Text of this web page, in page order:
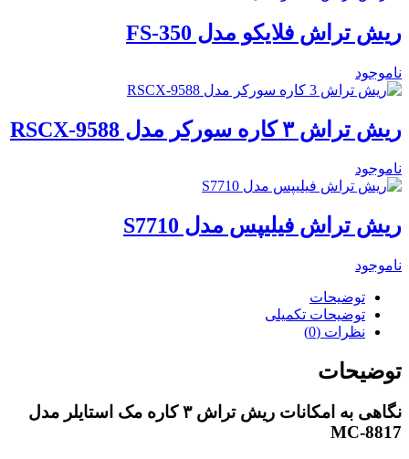
ریش تراش فلایکو مدل FS-350
ناموجود
ریش تراش ۳ کاره سورکر مدل RSCX-9588
ناموجود
ریش تراش فیلیپس مدل S7710
ناموجود
توضیحات
توضیحات تکمیلی
نظرات (0)
توضیحات
نگاهی به امکانات ریش تراش ۳ کاره مک استایلر مدل
MC-8817